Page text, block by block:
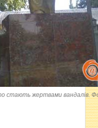
стають жертвами вандалів.